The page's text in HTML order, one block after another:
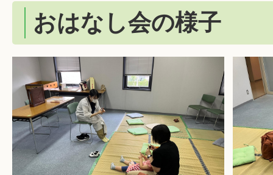
おはなし会の様子